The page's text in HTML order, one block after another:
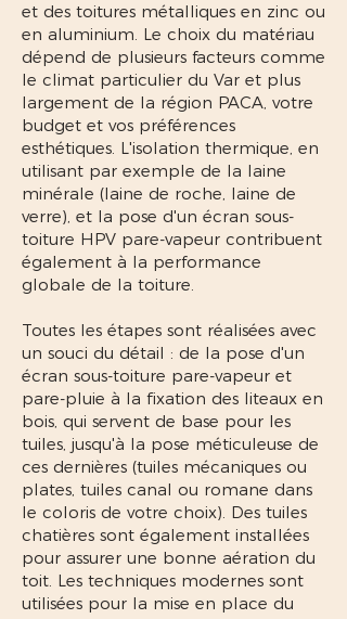
et des toitures métalliques en zinc ou
en aluminium. Le choix du matériau
dépend de plusieurs facteurs comme
le climat particulier du Var et plus
largement de la région PACA, votre
budget et vos préférences
esthétiques. L'isolation thermique, en
utilisant par exemple de la laine
minérale (laine de roche, laine de
verre), et la pose d'un écran sous-
toiture HPV pare-vapeur contribuent
également à la performance
globale de la toiture.
Toutes les étapes sont réalisées avec
un souci du détail : de la pose d'un
écran sous-toiture pare-vapeur et
pare-pluie à la fixation des liteaux en
bois, qui servent de base pour les
tuiles, jusqu'à la pose méticuleuse de
ces dernières (tuiles mécaniques ou
plates, tuiles canal ou romane dans
le coloris de votre choix). Des tuiles
chatières sont également installées
pour assurer une bonne aération du
toit. Les techniques modernes sont
utilisées pour la mise en place du